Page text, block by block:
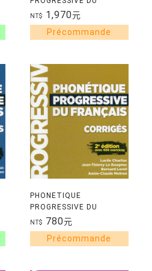
FRANCAIS - DEBUTANT
(A1) + CD 2E EDITION 題
NT$ 1,970元
PHONETIQUE
PROGRESSIVE DU
FRANCAIS - DEBUTANT
(A1) 2E EDITION
CORRIGES 解答本
NT$ 780元